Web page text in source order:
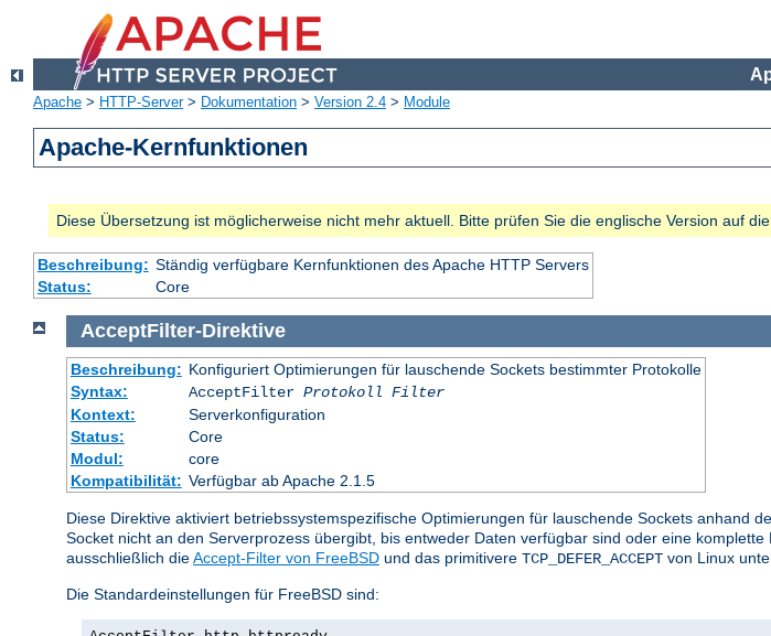
Apache > HTTP-Server> Dokumentation > Version 2.4 > Module
Apache-Kernfunktionen
Diese Übersetzung ist möglicherweise nicht mehr aktuell. Bitte prüfen Sie die englische Version auf
Beschreibung: Ständig verfügbare Kernfunktionen des Apache HTTP Servers
Status:
Core
AcceptFilter-Direktive
Beschreibung: Konfiguriert Optimierungen für lauschende Sockets bestimmter Protokolle
Syntax:
AcceptFilter Protokoll Filter
Kontext:
Serverkonfiguration
Status:
Core
Modul:
core
Kompatibilität: Verfügbar ab Apache 2.1.5
Diese Direktive aktiviert betriebssystemspezifische Optimierungen für lauschende Sockets anhand
Socket nicht an den Serverprozess übergibt, bis entweder Daten verfügbar sind oder eine
ausschließlich dieAccept-Filter von FreeBSD und das primitivere TCP_DEFER_ACCEPT von Linux
Die Standardeinstellungen für FreeBSD sind: